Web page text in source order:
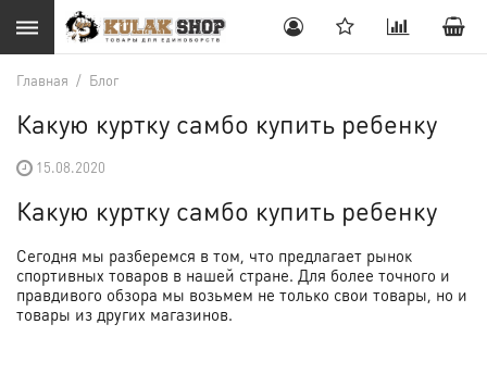
Главная / Блог
Какую куртку самбо купить ребенку
15.08.2020
Какую куртку самбо купить ребенку
Сегодня мы разберемся в том, что предлагает рынок
спортивных товаров в нашей стране. Для более точного и
правдивого обзора мы возьмем не только свои товары, но и
товары из других магазинов.